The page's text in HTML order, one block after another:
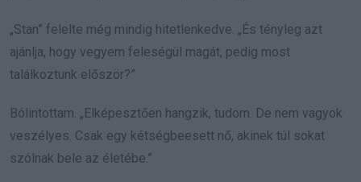
„Stan” felelte még mindig hitetlenkedve. „És tényleg azt
ajánlja, hogy vegyem feleségül magát, pedig most
találkoztunk először?”
Bólintottam. „Elképesztően hangzik, tudom. De nem vagyok
veszélyes. Csak egy kétségbeesett nő, akinek túl sokat
szólnak bele az életébe.”